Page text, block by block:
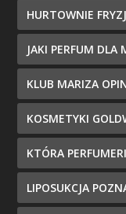
HURTOWNIE
JAKI PERFUM DLA
KLUB MARIZA
KOSMETYKI
KTÓRA
LIPOSUKCJA